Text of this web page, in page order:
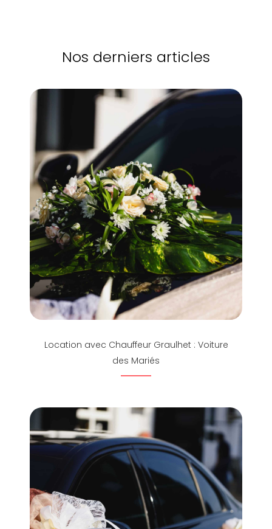
Nos derniers articles
Location avec Chauffeur Graulhet : Voiture
des Mariés